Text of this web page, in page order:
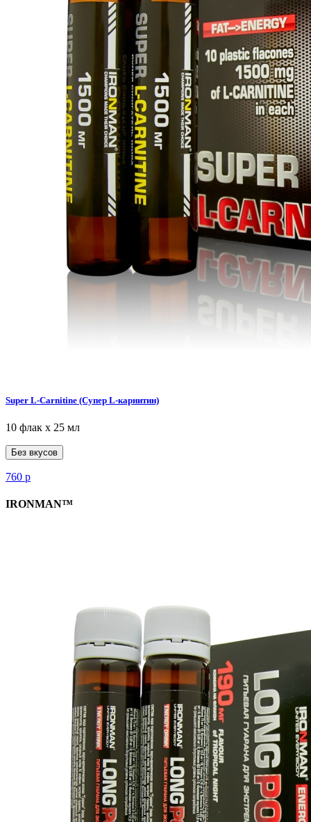
Super L-Carnitine (Супер L-карнитин)
10 флак х 25 мл
Без вкусов
760 р
IRONMAN™